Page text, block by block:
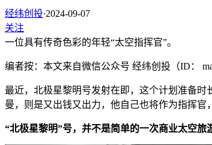
经纬创投·2024-09-07
关注
一位具有传奇色彩的年轻“太空指挥官”。
编者按：本文来自微信公众号 经纬创投（ID：
最近，北极星黎明号发射在即，这个计划准备时
曼，则是又出钱又出力，他自己也将作为指挥官
“北极星黎明”号，并不是简单的一次商业太空